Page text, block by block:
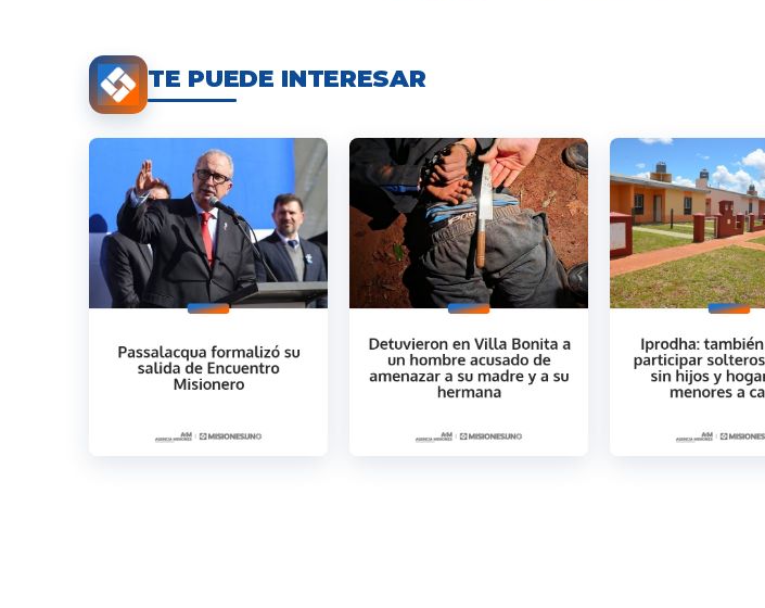
TE PUEDE INTERESAR